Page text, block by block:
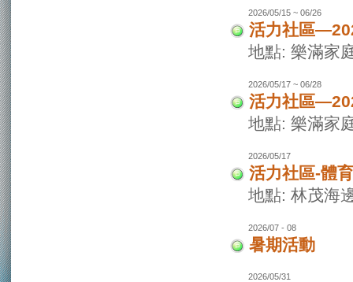
2026/05/15 ~ 06/26
活力社區
地點: 樂滿家
2026/05/17 ~ 06/28
活力社區
地點: 樂滿家
2026/05/17
活力社區-體
地點: 林茂海
2026/07 - 08
暑期活動
2026/05/31